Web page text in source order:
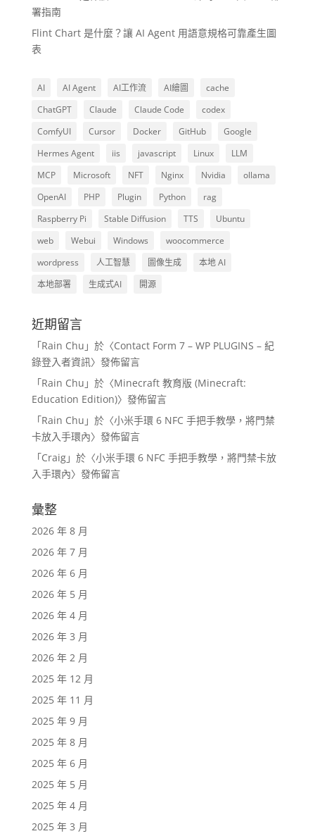
署指南
Flint Chart 是什麼？讓 AI Agent 用語意規格可靠產生圖
表
AI AI Agent AI工作流 AI繪圖
cache
ChatGPT
Claude Claude Code
codex
ComfyUI
Cursor Docker GitHub
Google
Hermes Agent
iis javascript Linux
LLM
MCP
Microsoft NFT Nginx Nvidia
ollama
OpenAI
PHP Plugin Python
rag
Raspberry Pi
Stable Diffusion TTS
Ubuntu
web
Webui Windows
woocommerce
wordpress
人工智慧 圖像生成
本地 AI
本地部署
生成式AI 開源
近期留言
「Rain Chu 」於〈Contact Form 7 – WP PLUGINS – 紀
錄登入者資訊〉發佈留言
「Rain Chu 」於〈Minecraft 教育版 (Minecraft:
Education Edition)〉發佈留言
「Rain Chu 」於〈小米手環 6 NFC 手把手教學，將門禁
卡放入手環內〉發佈留言
「Craig」於〈小米手環 6 NFC 手把手教學，將門禁卡放
入手環內〉發佈留言
彙整
2026 年 8 月
2026 年 7 月
2026 年 6 月
2026 年 5 月
2026 年 4 月
2026 年 3 月
2026 年 2 月
2025 年 12 月
2025 年 11 月
2025 年 9 月
2025 年 8 月
2025 年 6 月
2025 年 5 月
2025 年 4 月
2025 年 3 月